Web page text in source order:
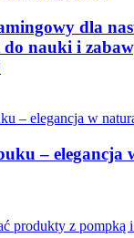
dla
nauki i
– elegancja